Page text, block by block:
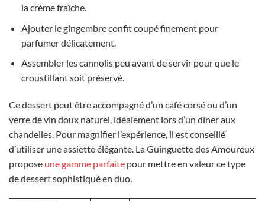
la crème fraîche.
Ajouter le gingembre confit coupé finement pour
parfumer délicatement.
Assembler les cannolis peu avant de servir pour que le
croustillant soit préservé.
Ce dessert peut être accompagné d’un café corsé ou d’un
verre de vin doux naturel, idéalement lors d’un dîner aux
chandelles. Pour magnifier l’expérience, il est conseillé
d’utiliser une assiette élégante. La Guinguette des Amoureux
propose une gamme parfaite pour mettre en valeur ce type
de dessert sophistiqué en duo.